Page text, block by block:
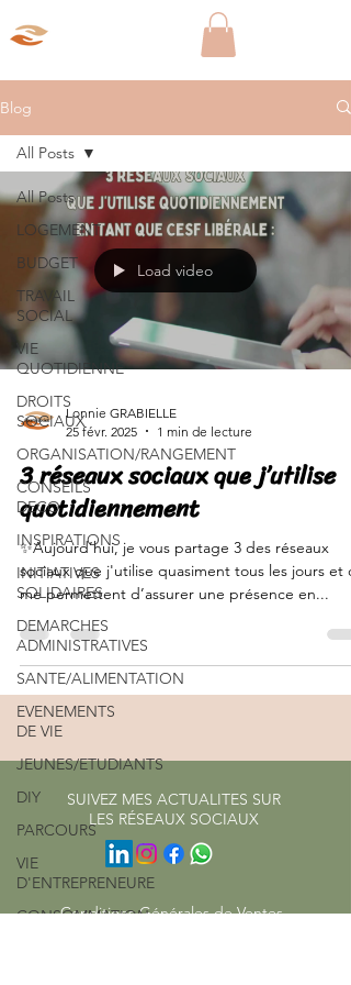
Blog
All Posts
LOGEMENT
BUDGET
TRAVAIL
SOCIAL
VIE
QUOTIDIENNE
DROITS
SOCIAUX
ORGANISATION/RANGEMENT
CONSEILS
DECO
INSPIRATIONS
INITIATIVES
SOLIDAIRES
DEMARCHES
ADMINISTRATIVES
SANTE/ALIMENTATION
EVENEMENTS
DE VIE
JEUNES/ETUDIANTS
DIY
PARCOURS
VIE
D'ENTREPRENEURE
CONSOMMATION
All Posts
Load video
Lonnie GRABIELLE
25 févr. 2025
1 min de lecture
3 réseaux sociaux que j’utilise
quotidiennement
✨Aujourd’hui, je vous partage 3 des réseaux
sociaux que j'utilise quasiment tous les jours et
me permettent d’assurer une présence en...
SUIVEZ MES ACTUALITES SUR
LES RÉSEAUX SOCIAUX
Conditions Générales de Ventes